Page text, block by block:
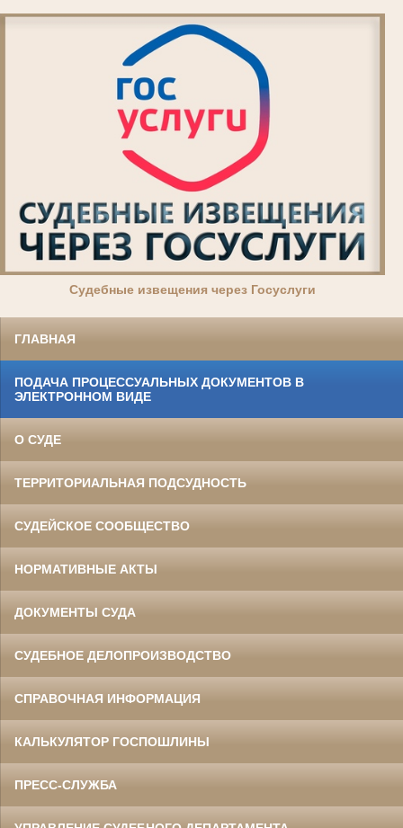
Судебные извещения через Госуслуги
ГЛАВНАЯ
ПОДАЧА ПРОЦЕССУАЛЬНЫХ ДОКУМЕНТОВ В
ЭЛЕКТРОННОМ ВИДЕ
О СУДЕ
ТЕРРИТОРИАЛЬНАЯ ПОДСУДНОСТЬ
СУДЕЙСКОЕ СООБЩЕСТВО
НОРМАТИВНЫЕ АКТЫ
ДОКУМЕНТЫ СУДА
СУДЕБНОЕ ДЕЛОПРОИЗВОДСТВО
СПРАВОЧНАЯ ИНФОРМАЦИЯ
КАЛЬКУЛЯТОР ГОСПОШЛИНЫ
ПРЕСС-СЛУЖБА